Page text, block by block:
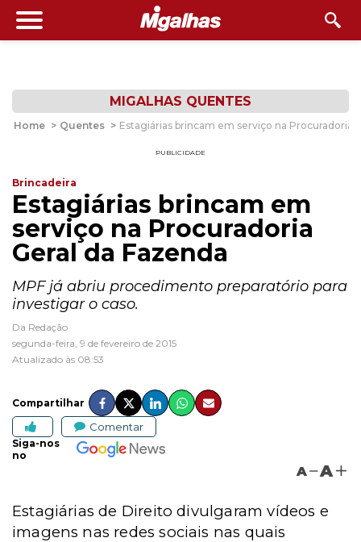
MIGALHAS QUENTES
Home > Quentes > Estagiárias brincam em serviço na Procuradoria
PUBLICIDADE
Brincadeira
Estagiárias brincam em
serviço na Procuradoria
Geral da Fazenda
MPF já abriu procedimento preparatório para
investigar o caso.
Da Redação
segunda-feira, 9 de fevereiro de 2015
Atualizado às 08:53
Compartilhar
Comentar
Siga-nos
no
A A
Estagiárias de Direito divulgaram vídeos e
imagens nas redes sociais nas quais